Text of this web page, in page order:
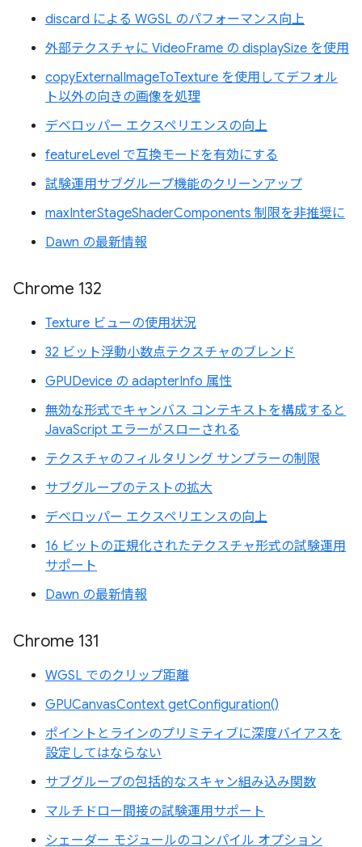
discard による WGSL のパフォーマンス向上
外部テクスチャに VideoFrame の displaySize を使用
copyExternalImageToTexture を使用してデフォル
ト以外の向きの画像を処理
デベロッパー エクスペリエンスの向上
featureLevel で互換モードを有効にする
試験運用サブグループ機能のクリーンアップ
maxInterStageShaderComponents 制限を非推奨に
Dawn の最新情報
Chrome 132
Texture ビューの使用状況
32 ビット浮動小数点テクスチャのブレンド
GPUDevice の adapterInfo 属性
無効な形式でキャンバス コンテキストを構成すると
JavaScript エラーがスローされる
テクスチャのフィルタリング サンプラーの制限
サブグループのテストの拡大
デベロッパー エクスペリエンスの向上
16 ビットの正規化されたテクスチャ形式の試験運用
サポート
Dawn の最新情報
Chrome 131
WGSL でのクリップ距離
GPUCanvasContext getConfiguration()
ポイントとラインのプリミティブに深度バイアスを
設定してはならない
サブグループの包括的なスキャン組み込み関数
マルチドロー間接の試験運用サポート
シェーダー モジュールのコンパイル オプション